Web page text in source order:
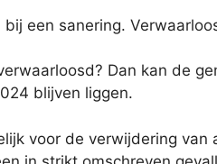
een sanering.
Dan kan de
blijven liggen.
voor de verwijdering